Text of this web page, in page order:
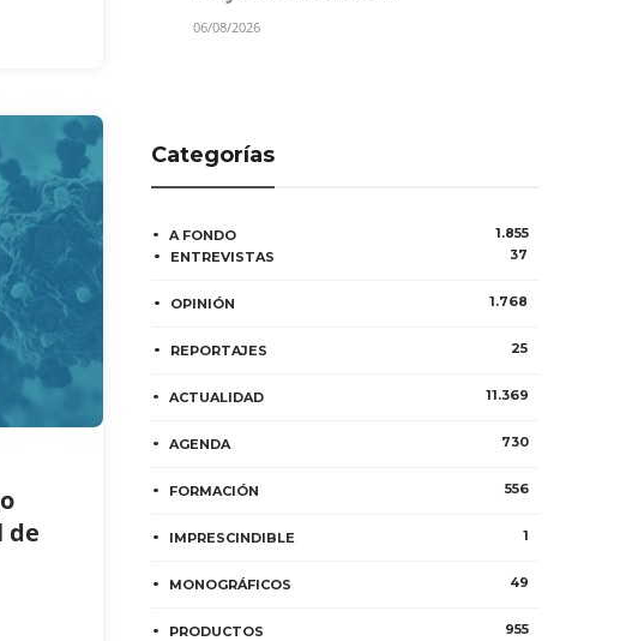
de
06/08/2026
Categorías
A FONDO
1.855
ENTREVISTAS
37
OPINIÓN 1.768
REPORTAJES 25
ACTUALIDAD 11.369
AGENDA 730
FORMACIÓN 556
IMPRESCINDIBLE 1
MONOGRÁFICOS 49
PRODUCTOS
955